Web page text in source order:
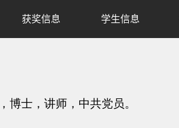
获奖信息 学生信息